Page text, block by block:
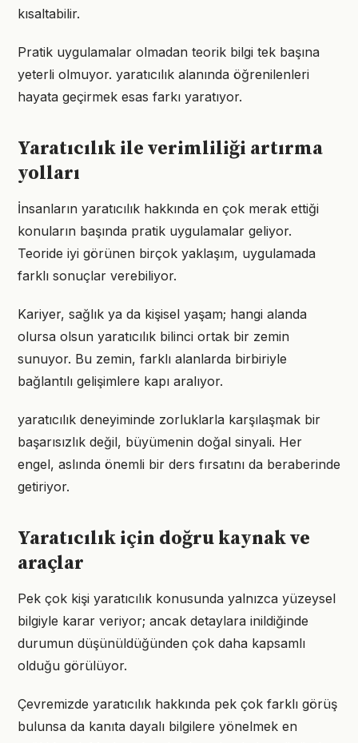
kısaltabilir.
Pratik uygulamalar olmadan teorik bilgi tek başına
yeterli olmuyor. yaratıcılık alanında öğrenilenleri
hayata geçirmek esas farkı yaratıyor.
Yaratıcılık ile verimliliği artırma
yolları
İnsanların yaratıcılık hakkında en çok merak ettiği
konuların başında pratik uygulamalar geliyor.
Teoride iyi görünen birçok yaklaşım, uygulamada
farklı sonuçlar verebiliyor.
Kariyer, sağlık ya da kişisel yaşam; hangi alanda
olursa olsun yaratıcılık bilinci ortak bir zemin
sunuyor. Bu zemin, farklı alanlarda birbiriyle
bağlantılı gelişimlere kapı aralıyor.
yaratıcılık deneyiminde zorluklarla karşılaşmak bir
başarısızlık değil, büyümenin doğal sinyali. Her
engel, aslında önemli bir ders fırsatını da beraberinde
getiriyor.
Yaratıcılık için doğru kaynak ve
araçlar
Pek çok kişi yaratıcılık konusunda yalnızca yüzeysel
bilgiyle karar veriyor; ancak detaylara inildiğinde
durumun düşünüldüğünden çok daha kapsamlı
olduğu görülüyor.
Çevremizde yaratıcılık hakkında pek çok farklı görüş
bulunsa da kanıta dayalı bilgilere yönelmek en